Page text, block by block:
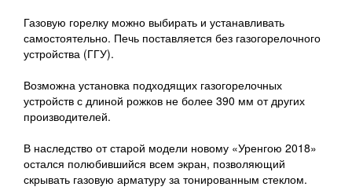
Газовую горелку можно выбирать и устанавливать
самостоятельно. Печь поставляется без газогорелочного
устройства (ГГУ).
Возможна установка подходящих газогорелочных
устройств с длиной рожков не более 390 мм от других
производителей.
В наследство от старой модели новому «Уренгою 2018»
остался полюбившийся всем экран, позволяющий
скрывать газовую арматуру за тонированным стеклом.